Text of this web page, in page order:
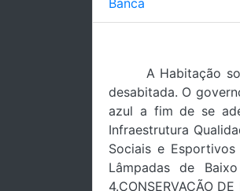
A Habitação
desabitada. O
azul a fim de se
Infraestrutura
Sociais e Esportivos
Lâmpadas de
4.CONSERVAÇÃO